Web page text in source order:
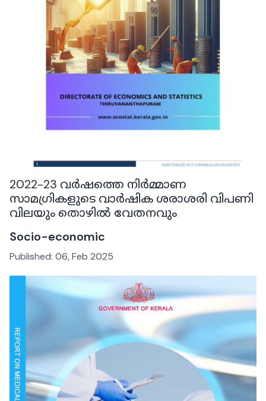
2022-23 വർഷത്തെ നിർമ്മാണ
സാമഗ്രികളുടെ വാർഷിക ശരാശരി വിപണി
വിലയും തൊഴിൽ വേതനവും
Socio-economic
Published: 06, Feb 2025